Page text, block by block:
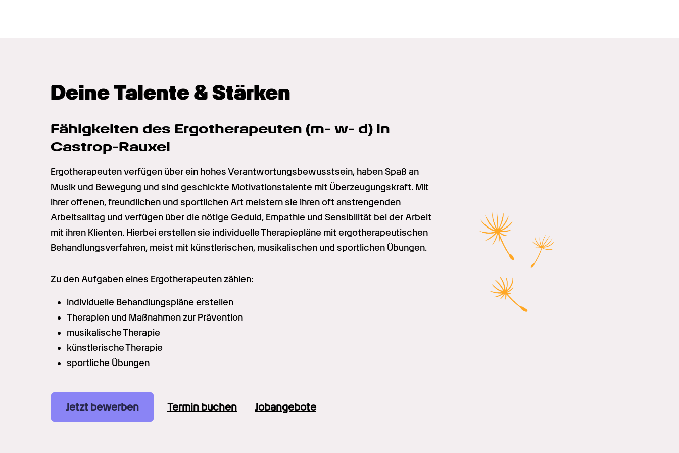
Deine Talente & Stärken
Fähigkeiten des Ergotherapeuten (m- w- d) in
Castrop-Rauxel
Ergotherapeuten verfügen über ein hohes Verantwortungsbewusstsein, haben Spaß an
Musik und Bewegung und sind geschickte Motivationstalente mit Überzeugungskraft. Mit
ihrer offenen, freundlichen und sportlichen Art meistern sie ihren oft anstrengenden
Arbeitsalltag und verfügen über die nötige Geduld, Empathie und Sensibilität bei der Arbeit
mit ihren Klienten. Hierbei erstellen sie individuelle Therapiepläne mit ergotherapeutischen
Behandlungsverfahren, meist mit künstlerischen, musikalischen und sportlichen Übungen.
Zu den Aufgaben eines Ergotherapeuten zählen:
individuelle Behandlungspläne erstellen
Therapien und Maßnahmen zur Prävention
musikalische Therapie
künstlerische Therapie
sportliche Übungen
Jetzt bewerben Termin buchen Jobangebote